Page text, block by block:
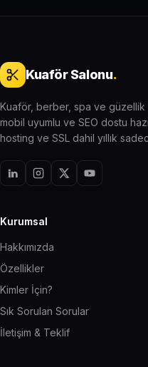
Kuaför Salonu.
Kuaför, berber, spa ve güzellik
mobil uyumlu ve SEO dostu
hosting ve SSL dahil yıllık
Kurumsal
Hakkımızda
Özellikler
Kimler İçin?
Sık Sorulan Sorular
İletişim & Teklif